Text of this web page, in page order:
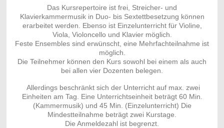
Das Kursrepertoire ist frei, Streicher- und
Klavierkammermusik in Duo- bis Sextettbesetzung können
erarbeitet werden. Ebenso ist Einzelunterricht für Violine,
Viola, Violoncello und Klavier möglich.
Feste Ensembles sind erwünscht, eine Mehrfachteilnahme ist
möglich.
Die Teilnehmer können den Kurs sowohl bei einem als auch
bei allen vier Dozenten belegen.
Allerdings beschränkt sich der Unterricht auf max. zwei
Einheiten am Tag. Eine Unterrichtseinheit beträgt 60 Min.
(Kammermusik) und 45 Min. (Einzelunterricht) Die
Mindestteilnahme beträgt zwei Kurstage.
Die Anmeldezahl ist begrenzt.